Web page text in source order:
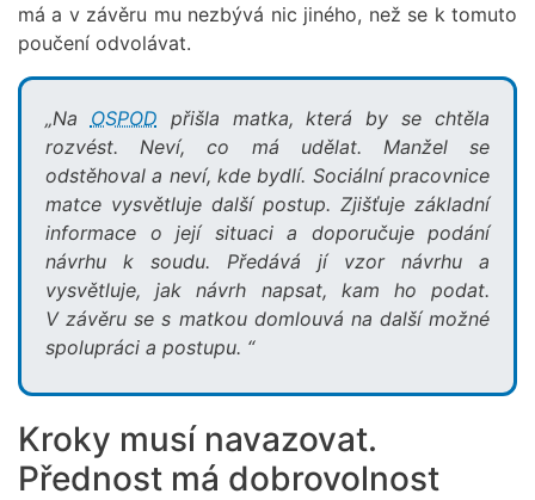
má a v závěru mu nezbývá nic jiného, než se k tomuto
poučení odvolávat.
„Na OSPOD přišla matka, která by se chtěla
rozvést. Neví, co má udělat. Manžel se
odstěhoval a neví, kde bydlí. Sociální pracovnice
matce vysvětluje další postup. Zjišťuje základní
informace o její situaci a doporučuje podání
návrhu k soudu. Předává jí vzor návrhu a
vysvětluje, jak návrh napsat, kam ho podat.
V závěru se s matkou domlouvá na další možné
spolupráci a postupu. “
Kroky musí navazovat.
Přednost má dobrovolnost